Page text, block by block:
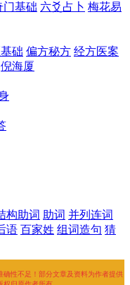
门基础 六爻占卜 梅花易
础 偏方秘方 经方医案
倪海厦
构助词 助词 并列连词
语 百家姓 组词造句 猜
性不足！部分文章及资料为作者提供